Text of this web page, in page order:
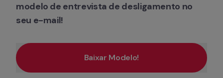
modelo de entrevista de desligamento no
seu e-mail!
Baixar Modelo!